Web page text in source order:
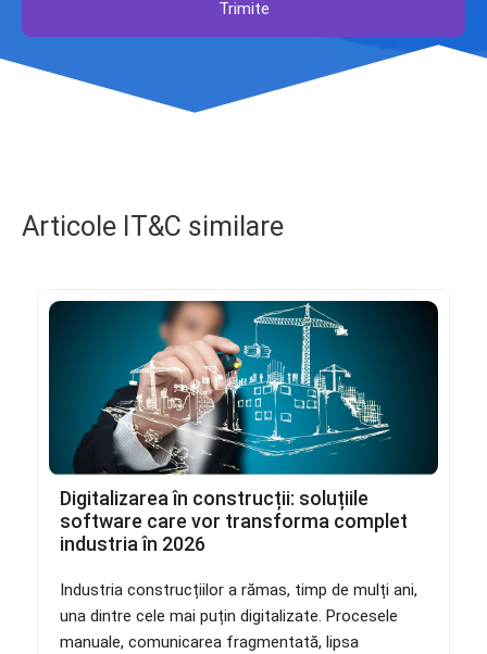
Trimite
Articole IT&C similare
Digitalizarea în construcții: soluțiile
software care vor transforma complet
industria în 2026
Industria construcțiilor a rămas, timp de mulți ani,
una dintre cele mai puțin digitalizate. Procesele
manuale, comunicarea fragmentată, lipsa